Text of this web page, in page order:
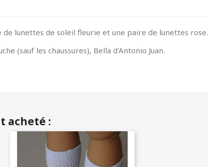
lunettes de soleil fleurie et une paire de lunettes rose.
(sauf les chaussures), Bella d'Antonio Juan.
acheté :